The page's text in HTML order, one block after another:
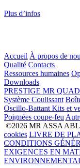
Plus d’infos
Accueil À propos de
Qualité Contacts
Ressources humaines
Downloads
PRESTIGE MR QUAD
Système Coulissant
Oscillo-Battant Kits et
Poignées coupe-feu
©2026 MR ASSA
cookies LIVRE DE
CONDITIONS
EXIGENCES EN